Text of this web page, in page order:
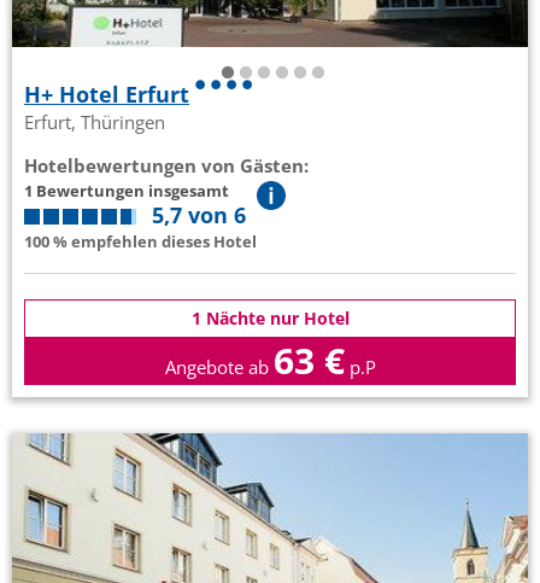
H+ Hotel Erfurt
Erfurt, Thüringen
Hotelbewertungen von Gästen:
1 Bewertungen insgesamt
5,7 von 6
100 % empfehlen dieses Hotel
1 Nächte nur Hotel
Angebote ab 63 € p.P